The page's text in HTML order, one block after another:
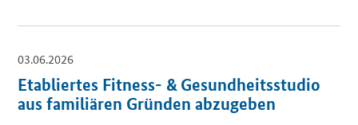
03.06.2026
Etabliertes Fitness- & Gesundheitsstudio
aus familiären Gründen abzugeben